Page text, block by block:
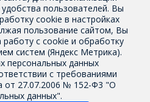
пользователей. Вы
cookie в настройках
пользование сайтом, Вы
работу с cookie и обработку
систем (Яндекс Метрика).
персональных данных
с требованиями
от 27.07.2006 № 152-Ф3 "О
данных".